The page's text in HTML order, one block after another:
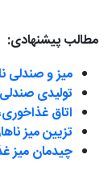
مطالب پیشنهادی:
میز و صندلی
تولیدی
اتاق غذاخوری، 11 ایده مجزا کردن فضای
تزیین میز ناهارخوری، 64
چیدمان میز